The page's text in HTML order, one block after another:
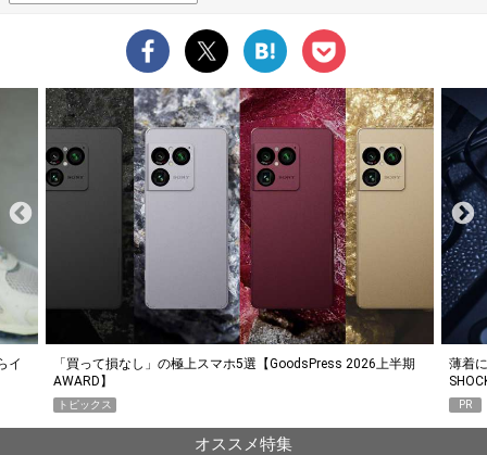
イ
「買って損なし」の極上スマホ5選【GoodsPress 2026上半期
AWARD】
トピックス
薄着
PR
オススメ特集